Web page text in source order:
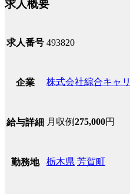
求人概要
求人番号 493820
企業 株式会社綜合キャ
給与詳細 月収例275,000円
勤務地 栃木県 芳賀町